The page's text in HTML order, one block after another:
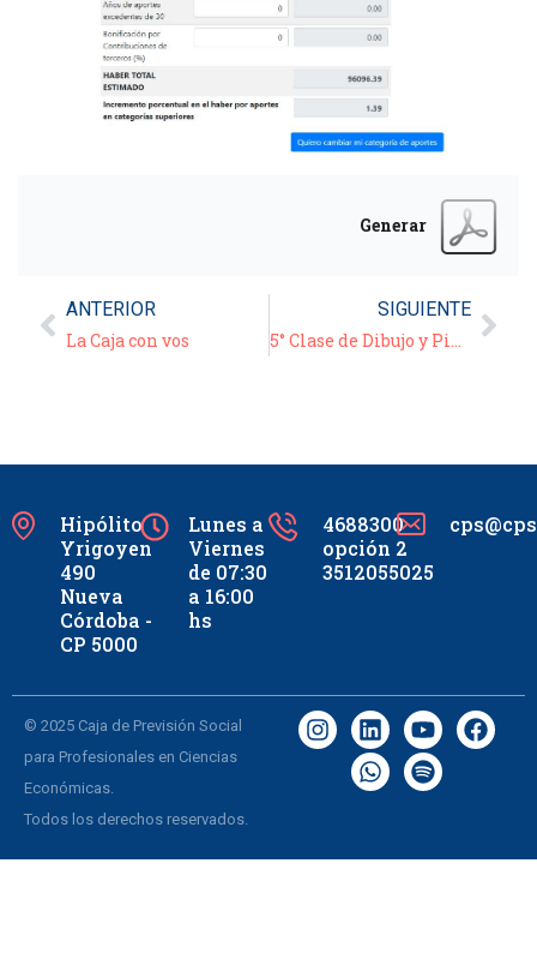
Generar
ANTERIOR
La Caja con vos
SIGUIENTE
Hipólito
Yrigoyen
490
Nueva
Córdoba -
CP 5000
Lunes a
Viernes
de 07:30
a 16:00
hs
4688300
opción 2
3512055025
© 2025 Caja de Previsión Social
para Profesionales en Ciencias
Económicas.
Todos los derechos reservados.